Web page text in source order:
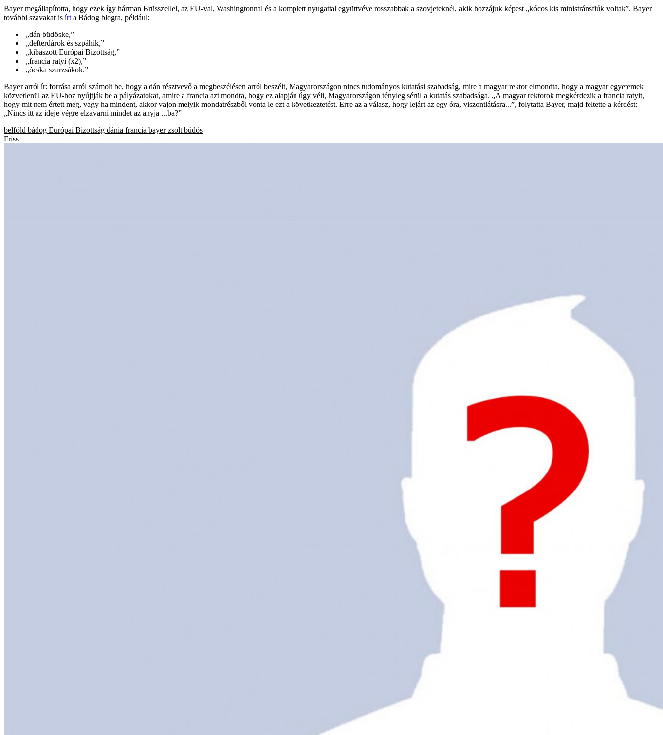
Bayer megállapította, hogy ezek így hárman Brüsszellel, az EU-val, Washingtonnal és a komplett nyugattal együttvéve rosszabbak a szovjeteknél, akik hozzájuk képest „kócos kis ministránsfiúk voltak”. Bayer
további szavakat is írt a Bádog blogra, például:
„dán büdöske,”
„defterdárok és szpáhik,”
„kibaszott Európai Bizottság,”
„francia ratyi (x2),”
„ócska szarzsákok.”
Bayer arról ír: forrása arról számolt be, hogy a dán résztvevő a megbeszélésen arról beszélt, Magyarországon nincs tudományos kutatási szabadság, mire a magyar rektor elmondta, hogy a magyar egyetemek
közvetlenül az EU-hoz nyújtják be a pályázatokat, amire a francia azt mondta, hogy ez alapján úgy véli, Magyarországon tényleg sérül a kutatás szabadsága. „A magyar rektorok megkérdezik a francia ratyit,
hogy mit nem értett meg, vagy ha mindent, akkor vajon melyik mondatrészből vonta le ezt a következtetést. Erre az a válasz, hogy lejárt az egy óra, viszontlátásra...”, folytatta Bayer, majd feltette a kérdést:
„Nincs itt az ideje végre elzavarni mindet az anyja ...ba?”
belföld bádog Európai Bizottság dánia francia bayer zsolt büdös
Friss